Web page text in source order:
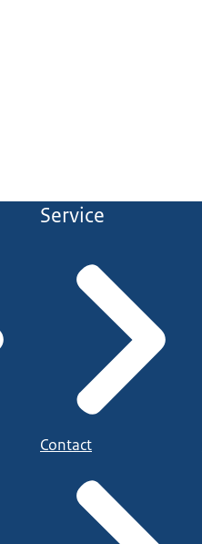
Service
Contact